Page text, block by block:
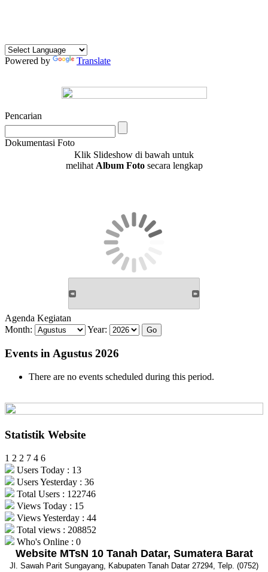
Powered by Translate
Pencarian
Dokumentasi Foto
Klik Slideshow di bawah untuk
melihat Album Fotosecara lengkap
Agenda Kegiatan
Month:
Year:
Events in Agustus 2026
There are no events scheduled during this period.
Statistik Website
1 2 2 7 4 6
Users Today : 13
Users Yesterday : 36
Total Users : 122746
Views Today : 15
Views Yesterday : 44
Total views : 208852
Who's Online : 0
Website MTsN 10 Tanah Datar, Sumatera Barat
Jl. Sawah Parit Sungayang, Kabupaten Tanah Datar 27294, Telp. (0752)